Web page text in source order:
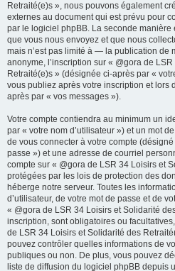
Retraité(e)s », nous pouvons également
externes au document qui est prévu pour
par le logiciel phpBB. La seconde
que vous nous envoyez et que nous
mais n’est pas limité à — la publication de
anonyme, l’inscription sur « @gora de
Retraité(e)s » (désignée ci-après par «
vous publiez après votre inscription et lors
après par « vos messages »).
Votre compte contiendra au minimum un
par « votre nom d’utilisateur ») et un mot
de vous connecter à votre compte
passe ») et une adresse de courriel
compte sur « @gora de LSR 34 Loisirs et
protégées par les lois de protection des
héberge notre serveur. Toutes les
d’utilisateur, de votre mot de passe et de
« @gora de LSR 34 Loisirs et Solidarité
inscription, sont obligatoires ou
de LSR 34 Loisirs et Solidarité des
pouvez contrôler quelles informations de
publiques ou non. De plus, vous pouvez
liste de diffusion du logiciel phpBB depuis